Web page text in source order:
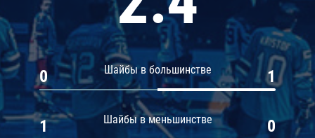
Шайбы в большинстве
0 1
Шайбы в меньшинстве
1 0